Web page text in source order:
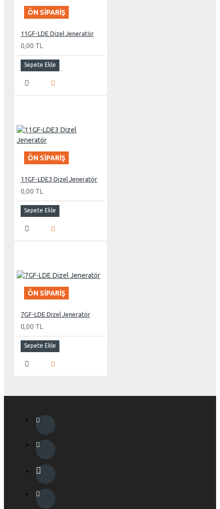
ÖN SIPARIŞ
11GF-LDE Dizel Jeneratör
0,00 TL
Sepete Ekle
ÖN SIPARIŞ
11GF-LDE3 Dizel Jeneratör
0,00 TL
Sepete Ekle
ÖN SIPARIŞ
7GF-LDE Dizel Jeneratör
0,00 TL
Sepete Ekle